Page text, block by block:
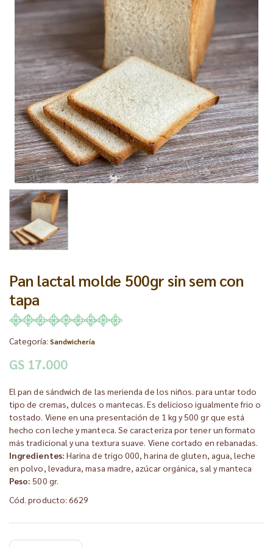
Pan lactal molde 500gr sin sem con
tapa
Categoría: Sandwichería
GS 17.000
El pan de sándwich de las merienda de los niños. para untar todo
tipo de cremas, dulces o mantecas. Es delicioso igualmente frio o
tostado. Viene en una presentación de 1 kg y 500 gr que está
hecho con leche y manteca. Se caracteriza por tener un formato
más tradicional y una textura suave. Viene cortado en rebanadas.
Ingredientes: Harina de trigo 000, harina de gluten, agua, leche
en polvo, levadura, masa madre, azúcar orgánica, sal y manteca
Peso: 500 gr.
Cód. producto: 6629